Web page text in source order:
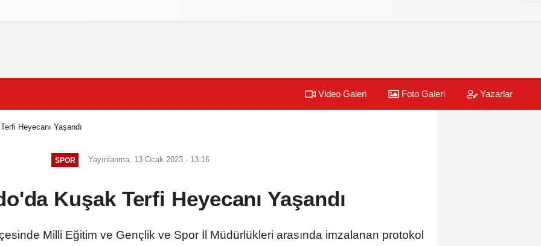
Video Galeri Foto Galeri Yazarlar
Heyecanı Yaşandı
SPOR Yayınlanma: 13 Ocak 2023 - 13:16
Kuşak Terfi Heyecanı Yaşandı
Milli Eğitim ve Gençlik ve Spor İl Müdürlükleri arasında imzalanan protokol